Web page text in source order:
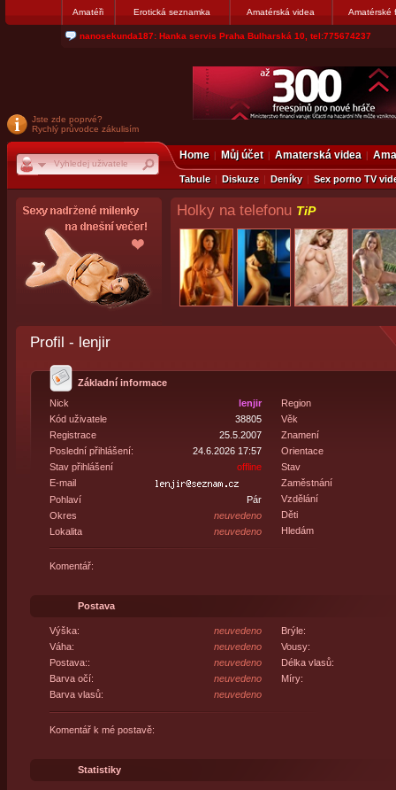
Amatéři Erotická seznamka Amatérská videa Amatérské
nanosekunda187: Hanka servis Praha Bulharská 10, tel:775674237
Jste zde poprvé?
Rychlý průvodce zákulisím
Home Můj účet Amaterská videa
Tabule Diskuze Deníky Sex porno TV
Holky na telefonu TiP
Profil - lenjir
Základní informace
Nick
lenjir
Kód uživatele
38805
Registrace
25.5.2007
Poslední přihlášení:
24.6.2026 17:57
Stav přihlášení
offline
E-mail
Pohlaví
Pár
Okres
neuvedeno
Lokalita
neuvedeno
Region
Věk
Znamení
Orientace
Stav
Zaměstnání
Vzdělání
Děti
Hledám
Komentář:
Postava
Výška:
neuvedeno
Váha:
neuvedeno
Postava::
neuvedeno
Barva očí:
neuvedeno
Barva vlasů:
neuvedeno
Brýle:
Vousy:
Délka vlasů:
Míry:
Komentář k mé postavě:
Statistiky